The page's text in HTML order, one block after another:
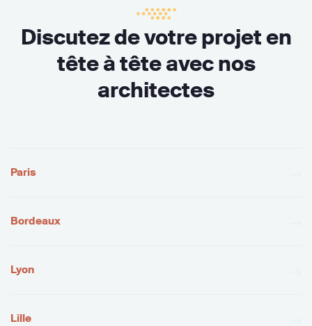
Discutez de votre projet en
tête à tête avec nos
architectes
Paris
Bordeaux
Lyon
Lille